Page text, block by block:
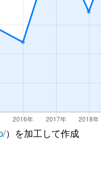
）を加工して作成